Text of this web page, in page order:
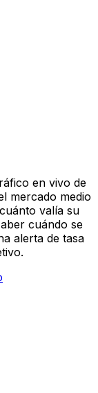
en vivo de
mercado medio
valía su
cuándo se
alerta de tasa